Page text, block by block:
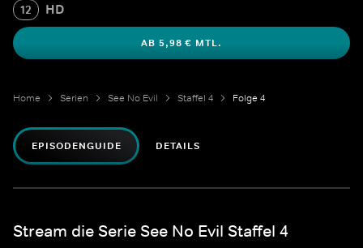
12 HD
AB 5,98 € MTL.
Home Serien See No Evil Staffel 4 Folge 4
EPISODENGUIDE DETAILS
Stream die Serie See No Evil Staffel 4